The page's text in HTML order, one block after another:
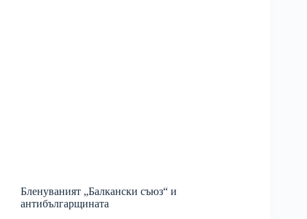
Бленуваният „Балкански съюз“ и
антибългарщината